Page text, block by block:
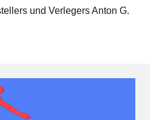
und Verlegers Anton G.